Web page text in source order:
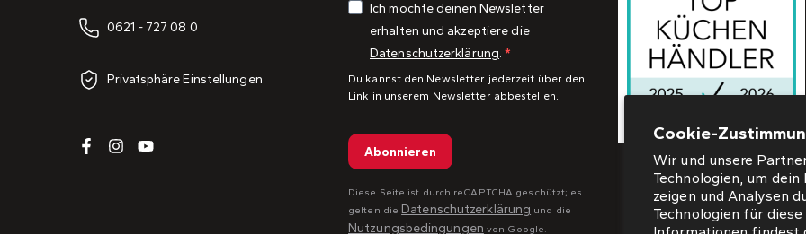
Cookie-
Wir und unsere
Technologien, um
zeigen und Analysen
Technologien für
0621 - 727 08 0
Privatsphäre Einstellungen
Ich möchte deinen Newsletter
erhalten und akzeptiere die
Datenschutzerklärung.
Du kannst den Newsletter jederzeit über den
Link in unserem Newsletter abbestellen.
Abonnieren
Diese Seite ist durch reCAPTCHA geschützt; es
gelten die Datenschutzerklärung und die
Nutzungsbedingungen von Google.